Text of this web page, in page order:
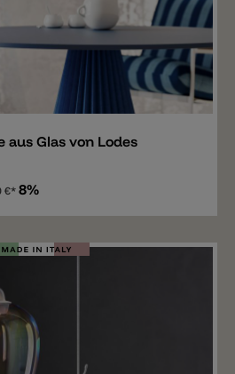
aus Glas von Lodes
€* 8%